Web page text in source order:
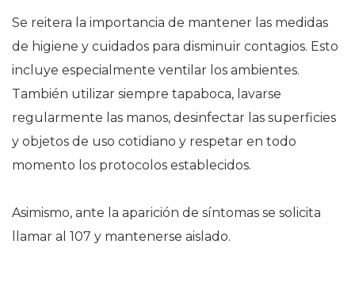
Se reitera la importancia de mantener las medidas
de higiene y cuidados para disminuir contagios. Esto
incluye especialmente ventilar los ambientes.
También utilizar siempre tapaboca, lavarse
regularmente las manos, desinfectar las superficies
y objetos de uso cotidiano y respetar en todo
momento los protocolos establecidos.
Asimismo, ante la aparición de síntomas se solicita
llamar al 107 y mantenerse aislado.